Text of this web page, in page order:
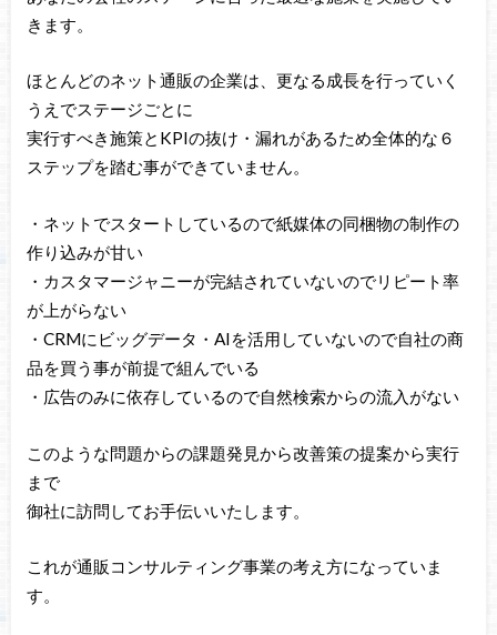
きます。
ほとんどのネット通販の企業は、更なる成長を行っていく
うえでステージごとに
実行すべき施策とKPIの抜け・漏れがあるため全体的な６
ステップを踏む事ができていません。
・ネットでスタートしているので紙媒体の同梱物の制作の
作り込みが甘い
・カスタマージャニーが完結されていないのでリピート率
が上がらない
・CRMにビッグデータ・AIを活用していないので自社の商
品を買う事が前提で組んでいる
・広告のみに依存しているので自然検索からの流入がない
このような問題からの課題発見から改善策の提案から実行
まで
御社に訪問してお手伝いいたします。
これが通販コンサルティング事業の考え方になっていま
す。